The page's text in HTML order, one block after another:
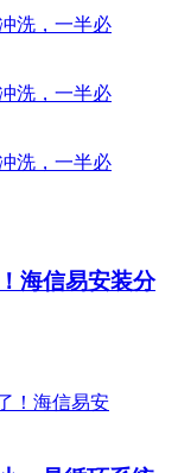
海信易安装分